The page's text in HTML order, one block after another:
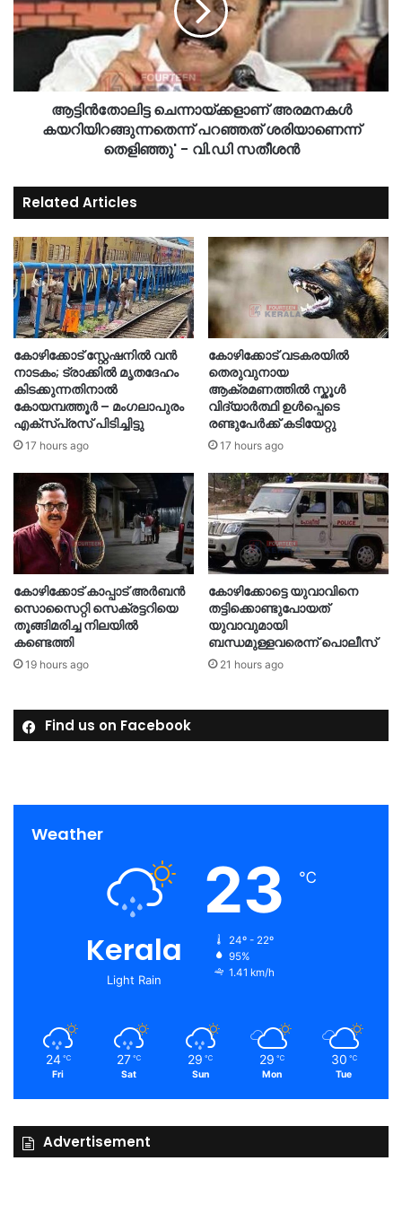
ആട്ടിൻതോലിട്ട ചെന്നായ്ക്കളാണ് അരമനകൾ
കയറിയിറങ്ങുന്നതെന്ന് പറഞ്ഞത് ശരിയാണെന്ന്
തെളിഞ്ഞു' - വി.ഡി സതീശൻ
Related Articles
കോഴിക്കോട് സ്റ്റേഷനിൽ വൻ
നാടകം; ട്രാക്കിൽ മൃതദേഹം
കിടക്കുന്നതിനാൽ
കോയമ്പത്തൂർ – മംഗലാപുരം
എക്സ്പ്രസ് പിടിച്ചിട്ടു
17 hours ago
കോഴിക്കോട് വടകരയിൽ
തെരുവുനായ
ആക്രമണത്തിൽ സ്കൂൾ
വിദ്യാർത്ഥി ഉൾപ്പെടെ
രണ്ടുപേർക്ക് കടിയേറ്റു
17 hours ago
കോഴിക്കോട് കാപ്പാട് അര്‍ബന്‍
സൊസൈറ്റി സെക്രട്ടറിയെ
തൂങ്ങിമരിച്ച നിലയിൽ
കണ്ടെത്തി
19 hours ago
കോഴിക്കോട്ടെ യുവാവിനെ
തട്ടിക്കൊണ്ടുപോയത്
യുവാവുമായി
ബന്ധമുള്ളവരെന്ന് പൊലീസ്
21 hours ago
Find us on Facebook
Weather
Kerala
Light Rain
23 ℃
24º - 22º
95%
1.41 km/h
24 ℃
Fri
27 ℃
Sat
29 ℃
Sun
29 ℃
Mon
30 ℃
Tue
Advertisement